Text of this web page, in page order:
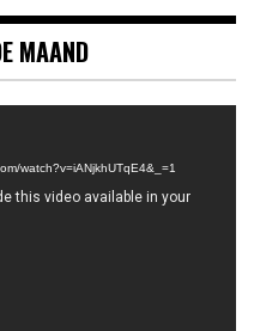
MAAND
watch?v=iANjkhUTqE4&_=1